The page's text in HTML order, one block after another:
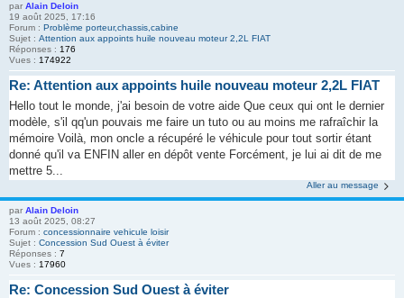
par Alain Deloin
19 août 2025, 17:16
Forum : Problème porteur,chassis,cabine
Sujet : Attention aux appoints huile nouveau moteur 2,2L FIAT
Réponses : 176
Vues : 174922
Re: Attention aux appoints huile nouveau moteur 2,2L FIAT
Hello tout le monde, j'ai besoin de votre aide Que ceux qui ont le dernier
modèle, s'il qq'un pouvais me faire un tuto ou au moins me rafraîchir la
mémoire Voilà, mon oncle a récupéré le véhicule pour tout sortir étant
donné qu'il va ENFIN aller en dépôt vente Forcément, je lui ai dit de me
mettre 5...
Aller au message
par Alain Deloin
13 août 2025, 08:27
Forum : concessionnaire vehicule loisir
Sujet : Concession Sud Ouest à éviter
Réponses : 7
Vues : 17960
Re: Concession Sud Ouest à éviter